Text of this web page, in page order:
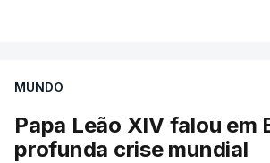
Até agora a hierarquia da igreja
resultado da justiça civil para atuar
MUNDO
Papa Leão XIV falou em
profunda crise mundial